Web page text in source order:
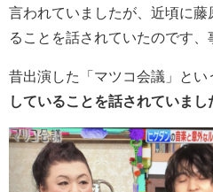
言われていましたが、近頃に
ることを話されていたのです、
昔出演した「マツコ会議」とい
していることを話されていまし